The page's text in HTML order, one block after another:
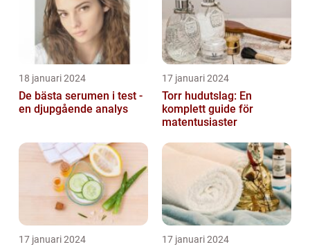
18 januari 2024
De bästa serumen i test -
en djupgående analys
17 januari 2024
Torr hudutslag: En
komplett guide för
matentusiaster
17 januari 2024 17 januari 2024